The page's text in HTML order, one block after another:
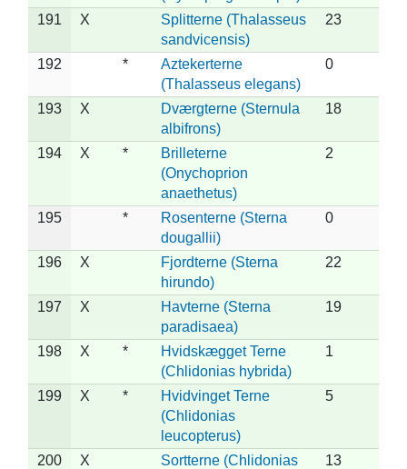
191
X
Splitterne (Thalasseus
sandvicensis)
23
192 *
Aztekerterne
(Thalasseus elegans)
0
193 X
Dværgterne (Sternula
albifrons)
18
194 X *
Brilleterne
(Onychoprion
anaethetus)
2
195 *
Rosenterne (Sterna
dougallii)
0
196 X
Fjordterne (Sterna
hirundo)
22
197 X
Havterne (Sterna
paradisaea)
19
198 X *
Hvidskægget Terne
(Chlidonias hybrida)
1
199 X *
Hvidvinget Terne
(Chlidonias
leucopterus)
5
200 X
Sortterne (Chlidonias
13